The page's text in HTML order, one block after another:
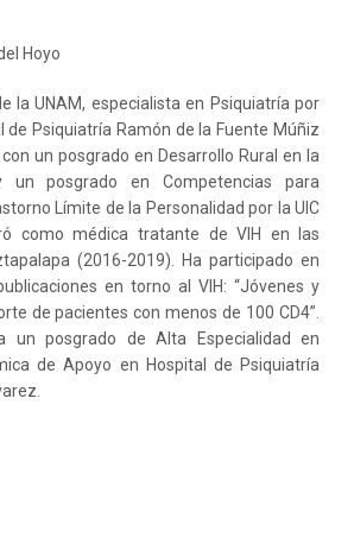
Hoyo
la UNAM, especialista en Psiquiatría por
de Psiquiatría Ramón de la Fuente Múñiz
un posgrado en Desarrollo Rural en la
un posgrado en Competencias para
Límite de la Personalidad por la UIC
como médica tratante de VIH en las
(2016-2019). Ha participado en
en torno al VIH: “Jóvenes y
de pacientes con menos de 100 CD4”.
un posgrado de Alta Especialidad en
de Apoyo en Hospital de Psiquiatría